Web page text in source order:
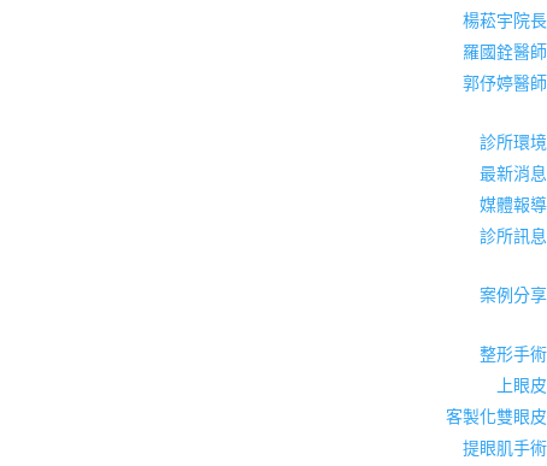
楊菘宇院長
羅國銓醫師
郭伃婷醫師
診所環境
最新消息
媒體報導
診所訊息
案例分享
整形手術
上眼皮
客製化雙眼皮
提眼肌手術